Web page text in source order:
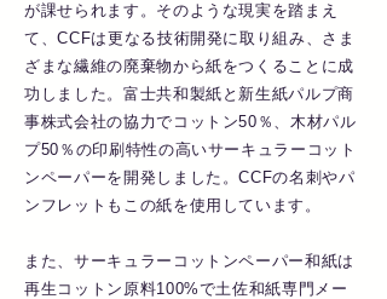
が課せられます。そのような現実を踏まえ
て、CCFは更なる技術開発に取り組み、さま
ざまな繊維の廃棄物から紙をつくることに成
功しました。富士共和製紙と新生紙パルプ商
事株式会社の協力でコットン50％、木材パル
プ50％の印刷特性の高いサーキュラーコット
ンペーパーを開発しました。CCFの名刺やパ
ンフレットもこの紙を使用しています。
また、サーキュラーコットンペーパー和紙は
再生コットン原料100%で土佐和紙専門メー